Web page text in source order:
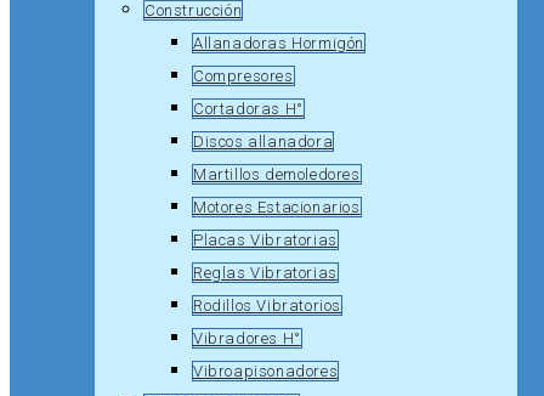
Construcción
Allanadoras Hormigón
Compresores
Cortadoras H°
Discos allanadora
Martillos demoledores
Motores Estacionarios
Placas Vibratorias
Reglas Vibratorias
Rodillos Vibratorios
Vibradores H°
Vibroapisonadores